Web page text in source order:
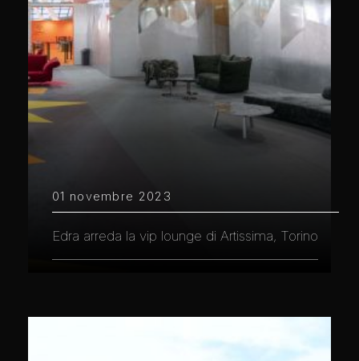
01 novembre 2023
Edra arreda la vip lounge di Artissima, Torino